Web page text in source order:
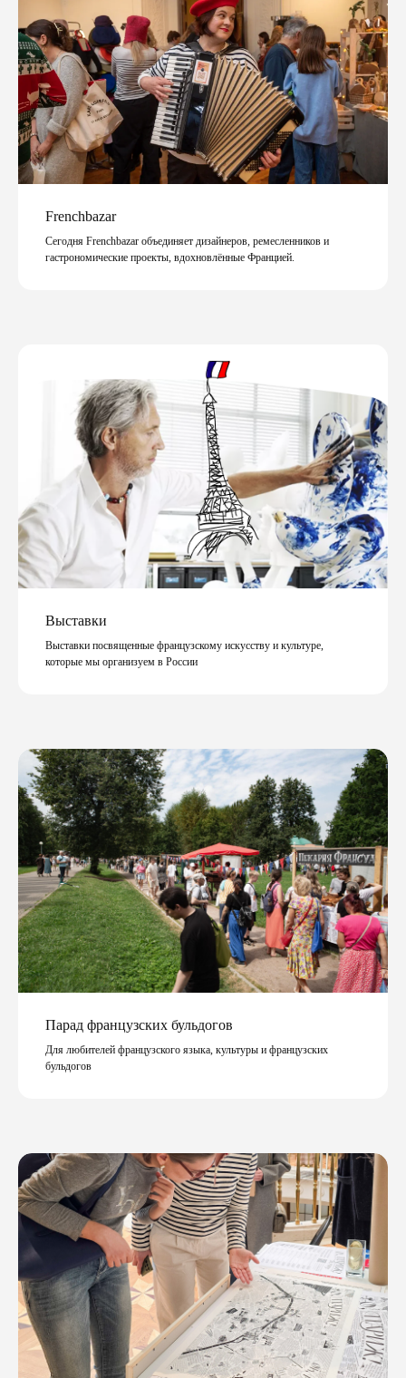
Frenchbazar
Сегодня Frenchbazar объединяет дизайнеров, ремесленников и
гастрономические проекты, вдохновлённые Францией.
Выставки
Выставки посвященные французскому искусству и культуре,
которые мы организуем в России
Парад французских бульдогов
Для любителей французского языка, культуры и французских
бульдогов